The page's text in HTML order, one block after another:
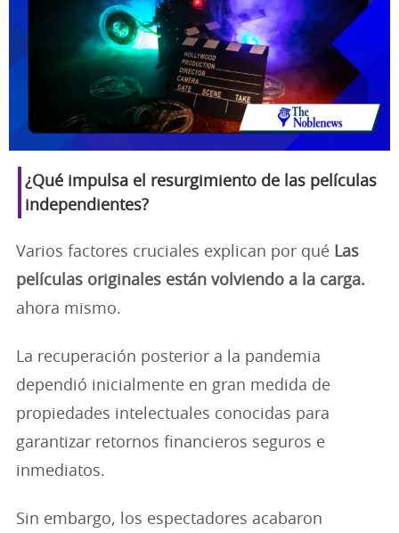
¿Qué impulsa el resurgimiento de las películas
independientes?
Varios factores cruciales explican por qué Las
películas originales están volviendo a la carga.
ahora mismo.
La recuperación posterior a la pandemia
dependió inicialmente en gran medida de
propiedades intelectuales conocidas para
garantizar retornos financieros seguros e
inmediatos.
Sin embargo, los espectadores acabaron